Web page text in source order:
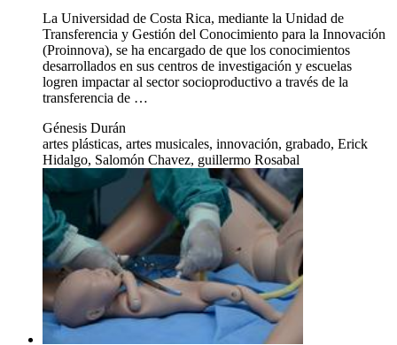
La Universidad de Costa Rica, mediante la Unidad de
Transferencia y Gestión del Conocimiento para la Innovación
(Proinnova), se ha encargado de que los conocimientos
desarrollados en sus centros de investigación y escuelas
logren impactar al sector socioproductivo a través de la
transferencia de …
Génesis Durán
artes plásticas, artes musicales, innovación, grabado, Erick
Hidalgo, Salomón Chavez, guillermo Rosabal